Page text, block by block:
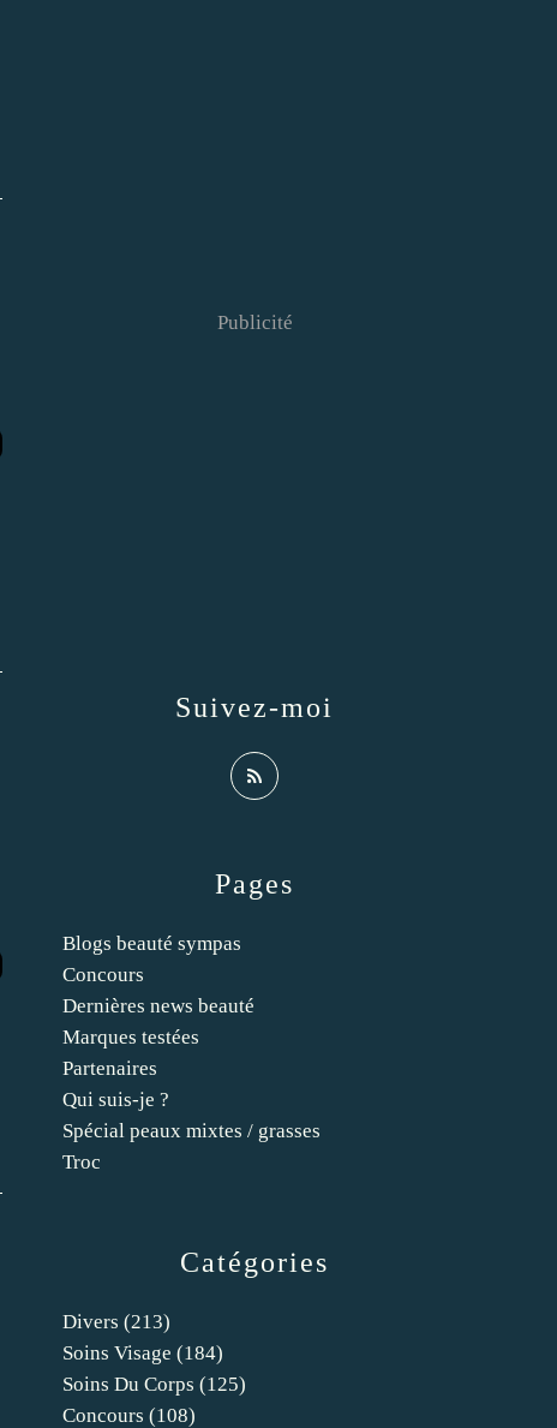
Catégories
Divers (213)
Soins Visage (184)
Soins Du Corps (125)
Concours (108)
Pages
Blogs beauté sympas
Concours
Dernières news beauté
Marques testées
Partenaires
Qui suis-je ?
Spécial peaux mixtes / grasses
Troc
Suivez-moi
Publicité